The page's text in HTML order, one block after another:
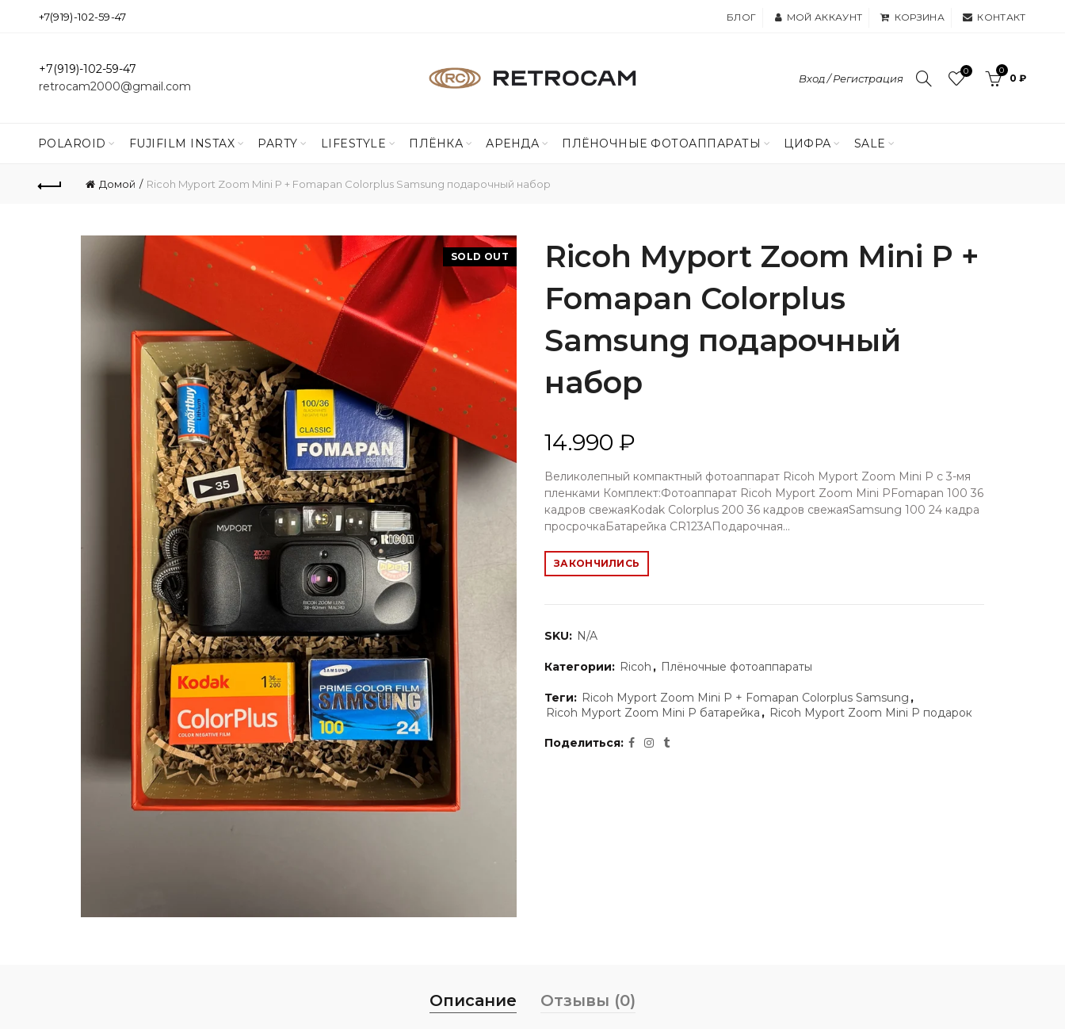
+7(919)-102-59-47 БЛОГ МОЙ АККАУНТ КОРЗИНА КОНТАКТ
+7(919)-102-59-47
retrocam2000@gmail.com
Вход / Регистрация
0 0
0 ₽
POLAROID FUJIFILM INSTAX PARTY LIFESTYLE ПЛЁНКА АРЕНДА ПЛЁНОЧНЫЕ ФОТОАППАРАТЫ ЦИФРА SALE
Домой Ricoh Myport Zoom Mini P + Fomapan Colorplus Samsung подарочный набор
SOLD OUT
Ricoh Myport Zoom Mini P +
Fomapan Colorplus
Samsung подарочный
набор
14.990 ₽
Великолепный компактный фотоаппарат Ricoh Myport Zoom Mini P с 3-мя
пленками Комплект:Фотоаппарат Ricoh Myport Zoom Mini PFomapan 100 36
кадров свежаяKodak Colorplus 200 36 кадров свежаяSamsung 100 24 кадра
просрочкаБатарейка CR123AПодарочная...
ЗАКОНЧИЛИСЬ
SKU: N/A
Категории: Ricoh , Плёночные фотоаппараты
Теги: Ricoh Myport Zoom Mini P + Fomapan Colorplus Samsung ,
Ricoh Myport Zoom Mini P батарейка , Ricoh Myport Zoom Mini P подарок
Поделиться
Описание Отзывы (0)